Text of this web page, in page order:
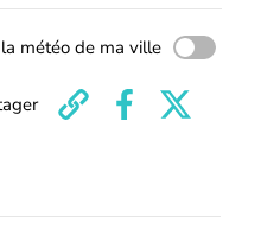
météo de ma ville